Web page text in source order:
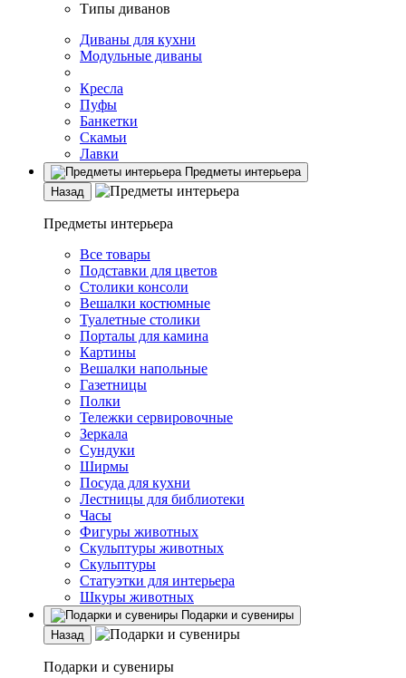
Типы диванов
Диваны для кухни
Модульные диваны
Кресла
Пуфы
Банкетки
Скамьи
Лавки
Предметы интерьера
Назад
Предметы интерьера
Все товары
Подставки для цветов
Столики консоли
Вешалки костюмные
Туалетные столики
Порталы для камина
Картины
Вешалки напольные
Газетницы
Полки
Тележки сервировочные
Зеркала
Сундуки
Ширмы
Посуда для кухни
Лестницы для библиотеки
Часы
Фигуры животных
Скульптуры животных
Скульптуры
Статуэтки для интерьера
Шкуры животных
Подарки и сувениры
Назад
Подарки и сувениры